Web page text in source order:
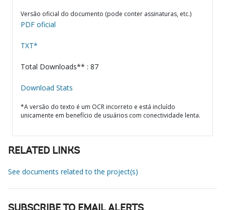
Versão oficial do documento (pode conter assinaturas, etc.)
PDF oficial
TXT*
Total Downloads** : 87
Download Stats
*A versão do texto é um OCR incorreto e está incluído
unicamente em benefício de usuários com conectividade lenta.
RELATED LINKS
See documents related to the project(s)